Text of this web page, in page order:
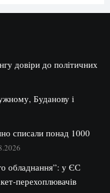
довіри до політичних
Буданову і
списали понад 1000
обладнання”: у ЄС
перехоплювачів